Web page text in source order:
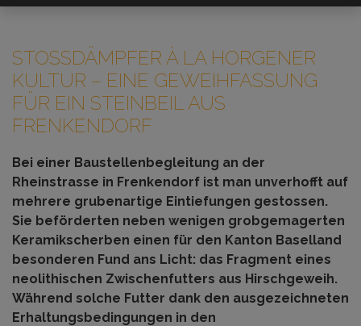
STOSSDÄMPFER À LA HORGENER
KULTUR – EINE GEWEIHFASSUNG
FÜR EIN STEINBEIL AUS
FRENKENDORF
Bei einer Baustellenbegleitung an der
Rheinstrasse in Frenkendorf ist man unverhofft auf
mehrere grubenartige Eintiefungen gestossen.
Sie beförderten neben wenigen grobgemagerten
Keramikscherben einen für den Kanton Baselland
besonderen Fund ans Licht: das Fragment eines
neolithischen Zwischenfutters aus Hirschgeweih.
Während solche Futter dank den ausgezeichneten
Erhaltungsbedingungen in den